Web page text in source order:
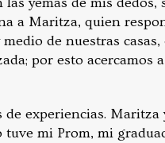
a Maritza, quien
de nuestras
por esto acercamos
experiencias.
tuve mi Prom, mi